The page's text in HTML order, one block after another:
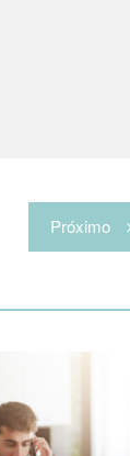
Próximo